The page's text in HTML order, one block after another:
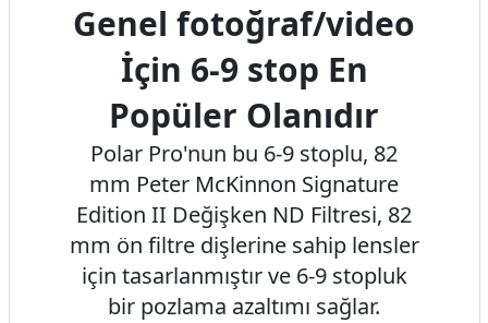
Genel fotoğraf/video
İçin 6-9 stop En
Popüler Olanıdır
Polar Pro'nun bu 6-9 stoplu, 82
mm Peter McKinnon Signature
Edition II Değişken ND Filtresi, 82
mm ön filtre dişlerine sahip lensler
için tasarlanmıştır ve 6-9 stopluk
bir pozlama azaltımı sağlar.